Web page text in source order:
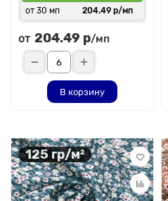
от 30 мп
204.49 р/мп
от 204.49 р/мп
В корзину
125 гр/м²